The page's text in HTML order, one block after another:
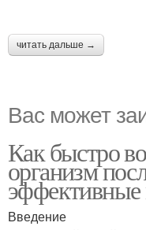
читать дальше →
Вас может
Как быстро
организм
Введение